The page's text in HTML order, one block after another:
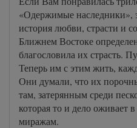
«Одержимые наследники»,
история любви, страсти и
Ближнем Востоке
благословила их страсть.
Теперь им с этим жить,
Они думали, что их
там, затерянным среди
которая то и дело оживает
миражам.